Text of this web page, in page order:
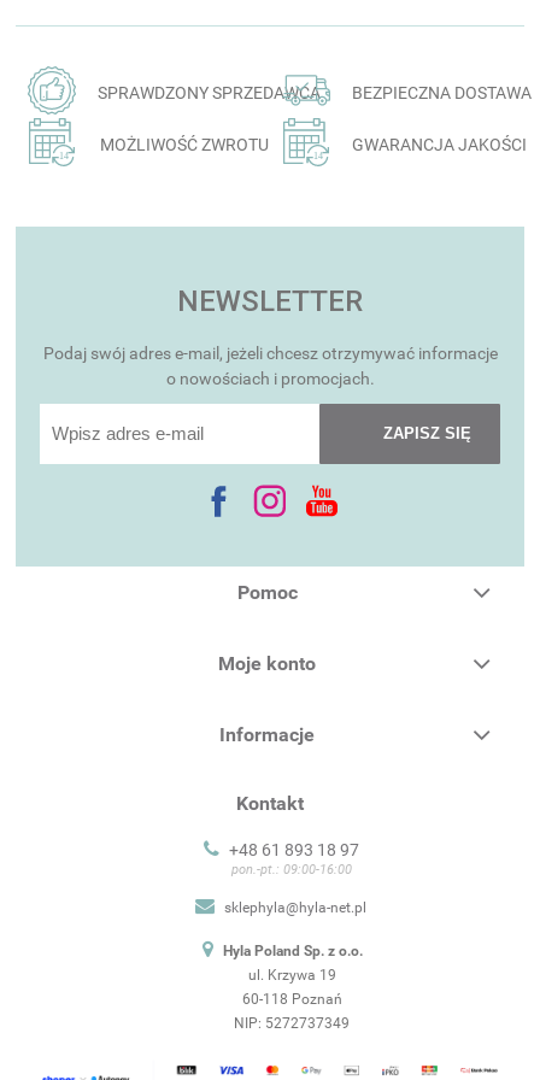
SPRAWDZONY SPRZEDAWCA BEZPIECZNA DOSTAWA
MOŻLIWOŚĆ ZWROTU GWARANCJA JAKOŚCI
NEWSLETTER
Podaj swój adres e-mail, jeżeli chcesz otrzymywać informacje
o nowościach i promocjach.
ZAPISZ SIĘ
Pomoc
Moje konto
Informacje
Kontakt
+48 61 893 18 97
pon.-pt.: 09:00-16:00
sklephyla@hyla-net.pl
Hyla Poland Sp. z o.o.
ul. Krzywa 19
60-118 Poznań
NIP: 5272737349